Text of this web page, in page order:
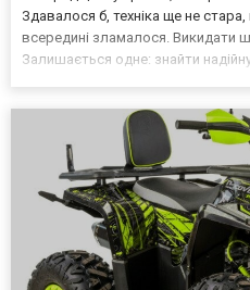
Здавалося б, техніка ще не
всередині зламалося. Викидати
Залишається одне: знайти